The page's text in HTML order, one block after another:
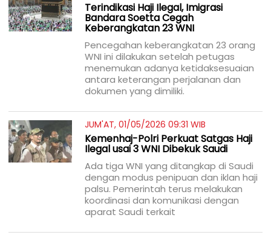
Terindikasi Haji Ilegal, Imigrasi
Bandara Soetta Cegah
Keberangkatan 23 WNI
Pencegahan keberangkatan 23 orang
WNI ini dilakukan setelah petugas
menemukan adanya ketidaksesuaian
antara keterangan perjalanan dan
dokumen yang dimiliki.
JUM'AT, 01/05/2026 09:31 WIB
Kemenhaj-Polri Perkuat Satgas Haji
Ilegal usai 3 WNI Dibekuk Saudi
Ada tiga WNI yang ditangkap di Saudi
dengan modus penipuan dan iklan haji
palsu. Pemerintah terus melakukan
koordinasi dan komunikasi dengan
aparat Saudi terkait